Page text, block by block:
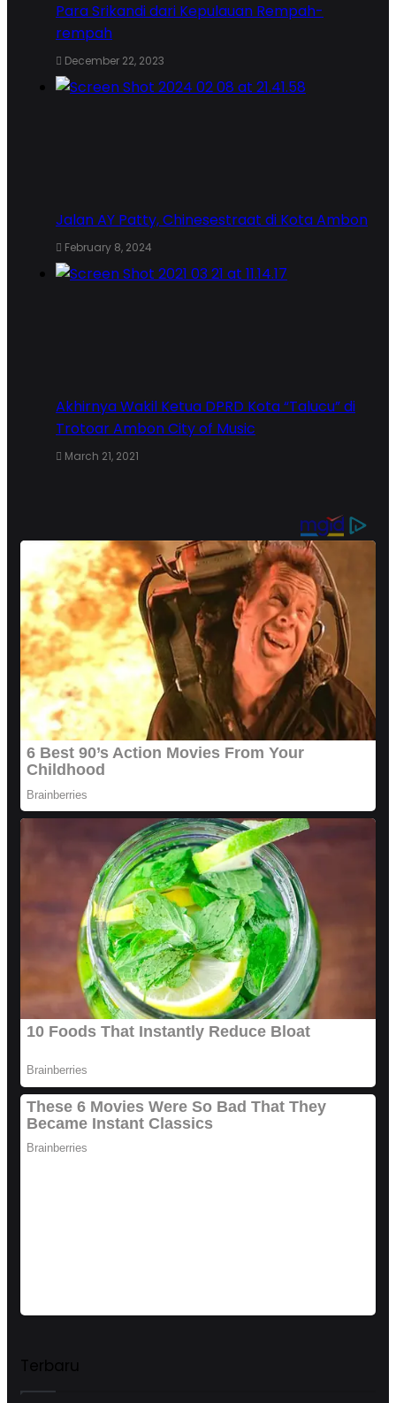
Para Srikandi dari Kepulauan Rempah-
rempah
December 22, 2023
Jalan AY Patty, Chinesestraat di Kota Ambon
February 8, 2024
Akhirnya Wakil Ketua DPRD Kota “Talucu” di
Trotoar Ambon City of Music
March 21, 2021
Terbaru